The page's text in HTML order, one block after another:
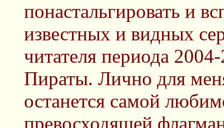
понастальгировать и
известных и видных
читателя периода
Пираты. Лично для
останется самой
превосходящей